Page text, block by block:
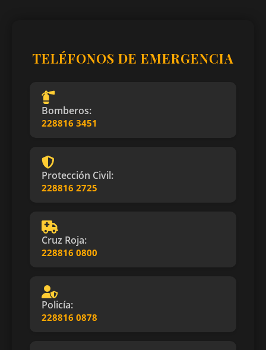
TELÉFONOS DE EMERGENCIA
Bomberos:
228816 3451
Protección Civil:
228816 2725
Cruz Roja:
228816 0800
Policía:
228816 0878